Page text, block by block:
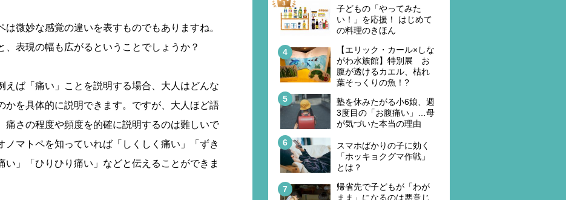
微妙な感覚の違いを表すものでもありますね。
、表現の幅も広がるということでしょうか？
えば「痛い」ことを説明する場合、大人はどんな
かを具体的に説明できます。ですが、大人ほど語
痛さの程度や頻度を的確に説明するのは難しいで
ノマトペを知っていれば「しくしく痛い」「ずき
い」「ひりひり痛い」などと伝えることができま
子どもの「やってみた
い！」を応援！ はじめて
の料理のきほん
【エリック・カール×しな
がわ水族館】特別展 お
腹が透けるカエル、枯れ
葉そっくりの魚！?
塾を休みたがる小6娘、週
3度目の「お腹痛い」…母
が気づいた本当の理由
スマホばかりの子に効く
「ホッキョクグマ作戦」
とは？
帰省先で子どもが「わが
まま」になるのは悪意じ